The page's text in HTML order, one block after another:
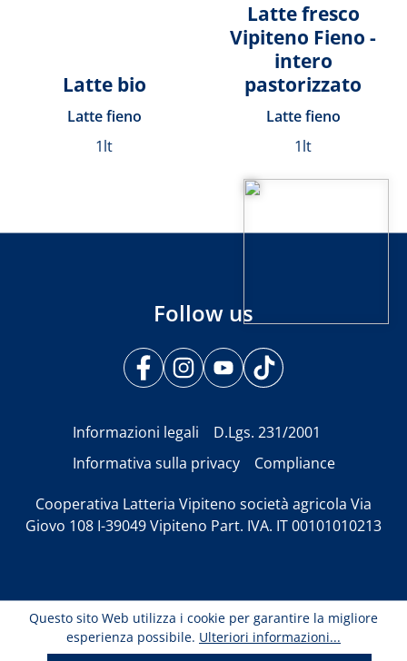
Latte bio
Latte fieno
1lt
Latte fresco
Vipiteno Fieno -
intero
pastorizzato
Latte fieno
1lt
Follow us
Informazioni legali
D.Lgs. 231/2001
Informativa sulla privacy
Compliance
Cooperativa Latteria Vipiteno società agricola Via
Giovo 108 I-39049 Vipiteno Part. IVA. IT 00101010213
Questo sito Web utilizza i cookie per garantire la migliore
esperienza possibile. Ulteriori informazioni...